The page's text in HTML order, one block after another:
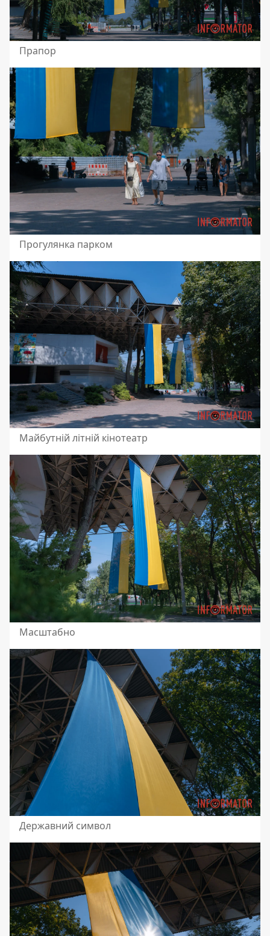
Прапор
Прогулянка парком
Майбутній літній кінотеатр
Масштабно
Державний символ